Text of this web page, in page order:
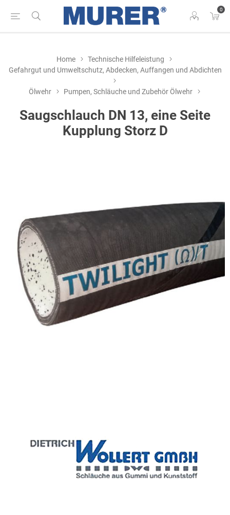
0
Home
Technische Hilfeleistung
Gefahrgut und Umweltschutz, Abdecken, Auffangen und Abdichten
Ölwehr Pumpen, Schläuche und Zubehör Ölwehr
Saugschlauch DN 13, eine Seite
Kupplung Storz D